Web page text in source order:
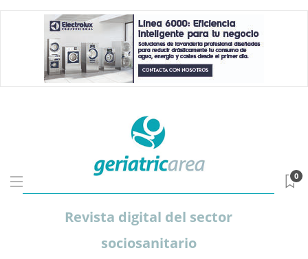
Revista digital del sector
sociosanitario
0